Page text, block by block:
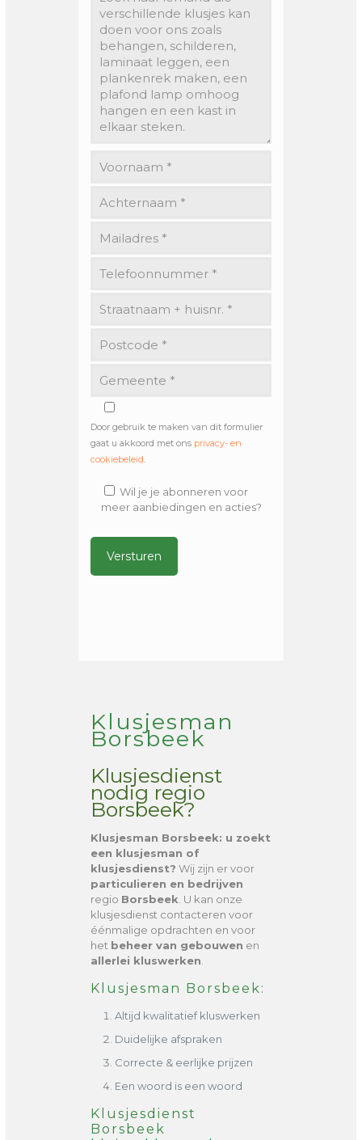
Door gebruik te maken van dit formulier
gaat u akkoord met ons privacy- en
cookiebeleid.
Wil je je abonneren voor
meer aanbiedingen en acties?
Klusjesman
Borsbeek
Klusjesdienst
nodig regio
Borsbeek?
Klusjesman Borsbeek: u zoekt
een klusjesman of
klusjesdienst? Wij zijn er voor
particulieren en bedrijven
regio Borsbeek . U kan onze
klusjesdienst contacteren voor
éénmalige opdrachten en voor
het beheer van gebouwen en
allerlei kluswerken
Klusjesman Borsbeek:
Altijd kwalitatief kluswerken
Duidelijke afspraken
Correcte & eerlijke prijzen
Een woord is een woord
Klusjesdienst
Borsbeek